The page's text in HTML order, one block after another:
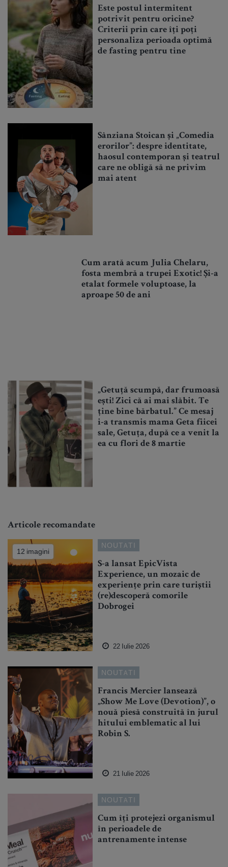
Este postul intermitent
potrivit pentru oricine?
Criterii prin care îți poți
personaliza perioada optimă
de fasting pentru tine
Sânziana Stoican și „Comedia
erorilor”: despre identitate,
haosul contemporan și teatrul
care ne obligă să ne privim
mai atent
Cum arată acum Julia Chelaru,
fosta membră a trupei Exotic! Și-a
etalat formele voluptoase, la
aproape 50 de ani
„Getuță scumpă, dar frumoasă
ești! Zici că ai mai slăbit. Te
ține bine bărbatul.” Ce mesaj
i-a transmis mama Geta fiicei
sale, Getuța, după ce a venit la
ea cu flori de 8 martie
Articole recomandate
12 imagini
NOUTATI
S-a lansat EpicVista
Experience, un mozaic de
experiențe prin care turiștii
(re)descoperă comorile
Dobrogei
22 Iulie 2026
NOUTATI
Francis Mercier lansează
„Show Me Love (Devotion)”, o
nouă piesă construită în jurul
hitului emblematic al lui
Robin S.
21 Iulie 2026
NOUTATI
Cum îți protejezi organismul
în perioadele de
antrenamente intense